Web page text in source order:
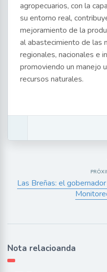
agropecuarios, con la
su entorno real,
mejoramiento de la
al abastecimiento de las
regionales, nacionales e
promoviendo un manejo
recursos naturales.
Las Breñas: el
Nota relacioanda